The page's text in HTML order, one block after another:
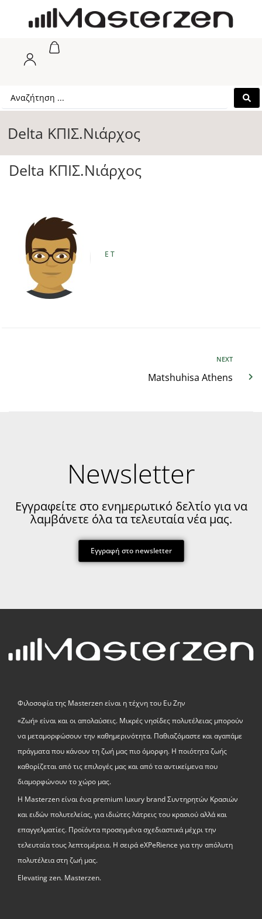
Delta ΚΠΙΣ.Νιάρχος
Delta ΚΠΙΣ.Νιάρχος
E T
NEXT
Matshuhisa Athens
Newsletter
Εγγραφείτε στο ενημερωτικό δελτίο για να
λαμβάνετε όλα τα τελευταία νέα μας.
Εγγραφή στο newsletter
Φιλοσοφία της Masterzen είναι η τέχνη του Ευ Ζην
«Zωή» είναι και οι απολαύσεις. Μικρές νησίδες πολυτέλειας μπορούν
να μεταμορφώσουν την καθημερινότητα. Παθιαζόμαστε και αγαπάμε
πράγματα που κάνουν τη ζωή μας πιο όμορφη. Η ποιότητα ζωής
καθορίζεται από τις επιλογές μας και από τα αντικείμενα που
διαμορφώνουν το χώρο μας.
Η Masterzen είναι ένα premium luxury brand Συντηρητών Κρασιών
και ειδών πολυτελείας, για ιδιώτες λάτρεις του κρασιού αλλά και
επαγγελματίες. Προϊόντα προσεγμένα σχεδιαστικά μέχρι την
τελευταία τους λεπτομέρεια. Η σειρά eXPeRience για την απόλυτη
πολυτέλεια στη ζωή μας.
Elevating zen. Masterzen.